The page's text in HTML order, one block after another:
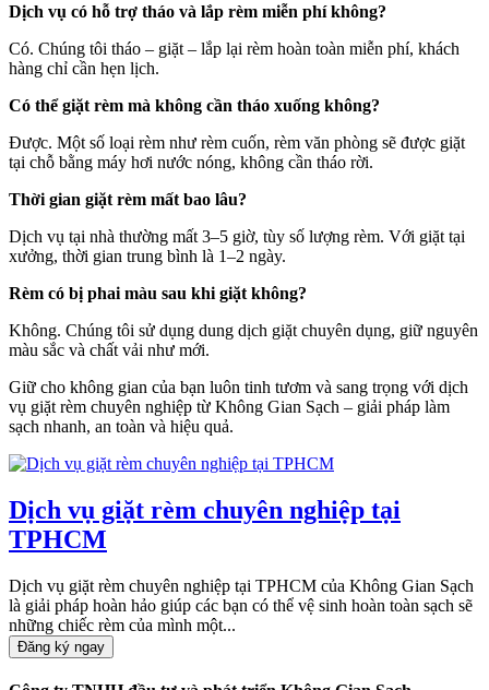
Dịch vụ có hỗ trợ tháo và lắp rèm miễn phí không?
Có. Chúng tôi tháo – giặt – lắp lại rèm hoàn toàn miễn phí, khách
hàng chỉ cần hẹn lịch.
Có thể giặt rèm mà không cần tháo xuống không?
Được. Một số loại rèm như rèm cuốn, rèm văn phòng sẽ được giặt
tại chỗ bằng máy hơi nước nóng, không cần tháo rời.
Thời gian giặt rèm mất bao lâu?
Dịch vụ tại nhà thường mất 3–5 giờ, tùy số lượng rèm. Với giặt tại
xưởng, thời gian trung bình là 1–2 ngày.
Rèm có bị phai màu sau khi giặt không?
Không. Chúng tôi sử dụng dung dịch giặt chuyên dụng, giữ nguyên
màu sắc và chất vải như mới.
Giữ cho không gian của bạn luôn tinh tươm và sang trọng với dịch
vụ giặt rèm chuyên nghiệp từ Không Gian Sạch – giải pháp làm
sạch nhanh, an toàn và hiệu quả.
Dịch vụ giặt rèm chuyên nghiệp tại
TPHCM
Dịch vụ giặt rèm chuyên nghiệp tại TPHCM của Không Gian Sạch
là giải pháp hoàn hảo giúp các bạn có thể vệ sinh hoàn toàn sạch sẽ
những chiếc rèm của mình một...